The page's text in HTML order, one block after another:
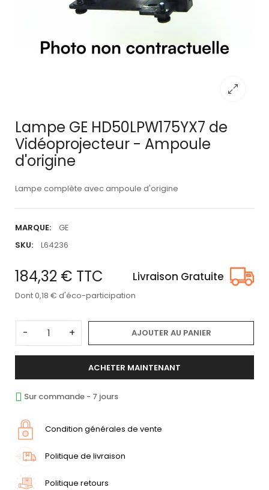
Lampe GE HD50LPW175YX7 de
Vidéoprojecteur - Ampoule
d'origine
Lampe complète avec ampoule d'origine
MARQUE:
GE
SKU:
L64236
184,32 € TTC Livraison Gratuite
Dont 0,18 € d'éco-participation
- + AJOUTER AU PANIER
ACHETER MAINTENANT
Sur commande - 7 jours
Condition générales de vente
Politique de livraison
Politique retours